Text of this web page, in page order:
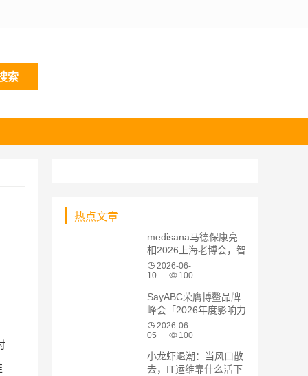
索
热点文章
medisana马德保康亮
相2026上海老博会，智
能化适老产品引爆现场
关注
2026-06-
10
100
SayABC荣膺博鳌品牌
峰会「2026年度影响力
教育品牌」
2026-06-
05
100
小龙虾退潮：当风口散
去，IT运维靠什么活下